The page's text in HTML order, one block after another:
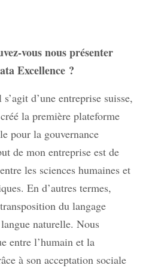
vous nous présenter
Excellence ?
d’une entreprise suisse,
la première plateforme
pour la gouvernance
de mon entreprise est de
les sciences humaines et
En d’autres termes,
du langage
naturelle. Nous
entre l’humain et la
à son acceptation sociale